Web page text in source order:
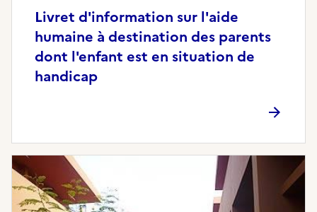
Livret d'information sur l'aide
humaine à destination des parents
dont l'enfant est en situation de
handicap